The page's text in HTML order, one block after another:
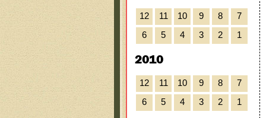
12 11 10 9 8
7
6
5 4 3 2 1
2010
12 11 10 9 8
7
6
5 4 3 2 1